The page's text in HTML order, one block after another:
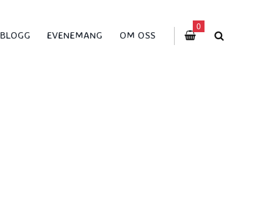
BLOGG EVENEMANG OM OSS
0